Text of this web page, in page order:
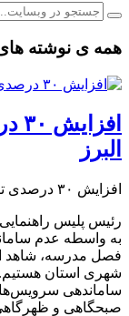
همه ی نوشته
البرز
️افزایش ۳۰ درصدی ترافیک درون‌شهری در البرز
رئیس پلیس راهنمایی
به واسطه عدم
شهری استان
ساماندهی
صبحگاهی و